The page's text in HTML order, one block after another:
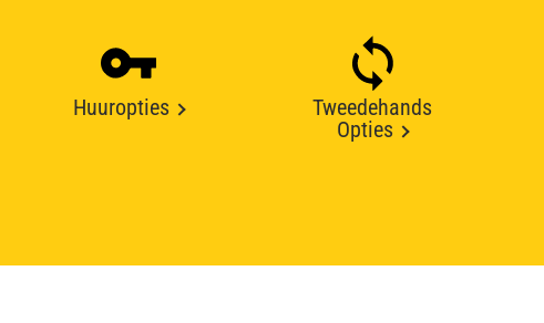
Huuropties
Tweedehands
Opties